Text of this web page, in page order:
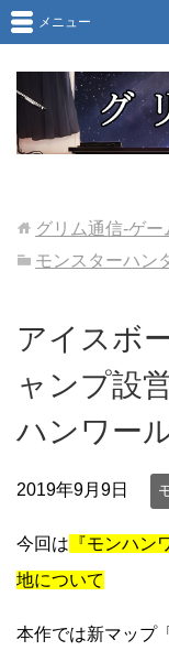
メニュー
グリム通信-ゲー
モンスターハン
アイスボ
ャンプ設
ハンワー
2019年9月9日
今回は 『モンハン
地について
本作では新マップ